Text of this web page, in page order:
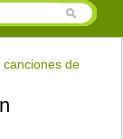
canciones de